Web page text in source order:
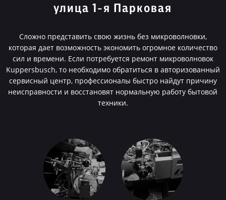
улица 1-я Парковая
Сложно представить свою жизнь без микроволновки,
которая дает возможность экономить огромное количество
сил и времени. Если потребуется ремонт микроволновок
Kuppersbusch, то необходимо обратиться в авторизованный
сервисный центр, профессионалы быстро найдут причину
неисправности и восстановят нормальную работу бытовой
техники.